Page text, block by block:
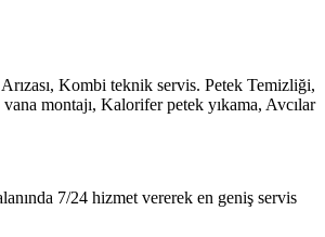
Kombi teknik servis. Petek Temizliği,
montajı, Kalorifer petek yıkama, Avcılar
7/24 hizmet vererek en geniş servis